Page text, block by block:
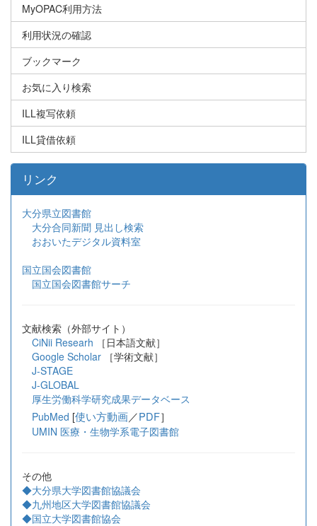
MyOPAC利用方法
利用状況の確認
ブックマーク
お気に入り検索
ILL複写依頼
ILL貸借依頼
リンク
大分県立図書館
大分合同新聞 見出し検索
おおいたデジタル資料室
国立国会図書館
国立国会図書館サーチ
文献検索（外部サイト）
CiNii Researh ［日本語文献］
Google Scholar
［学術文献］
J-STAGE
J-GLOBAL
厚生労働科学研究成果データベース
PubMed [使い方動画／PDF］
UMIN 医療・生物学系電子図書館
その他
◆大分県大学図書館協議会
◆九州地区大学図書館協議会
◆国立大学図書館協会